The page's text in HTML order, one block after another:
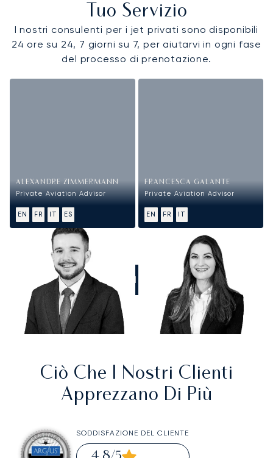
Tuo Servizio
I nostri consulenti per i jet privati sono disponibili
24 ore su 24, 7 giorni su 7, per aiutarvi in ogni fase
del processo di prenotazione.
ALEXANDRE ZIMMERMANN
Private Aviation Advisor
EN FR IT ES
FRANCESCA GALANTE
Private Aviation Advisor
EN FR IT
CHIAMATECI
Ciò Che I Nostri Clienti
Apprezzano Di Più
SODDISFAZIONE DEL CLIENTE